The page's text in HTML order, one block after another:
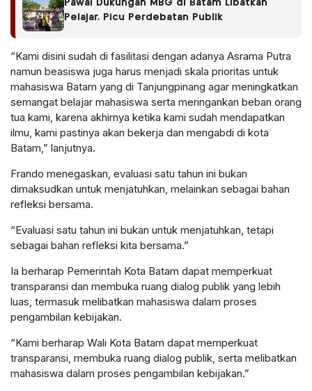
Pawai Dukungan MBG di Batam Libatkan
Pelajar, Picu Perdebatan Publik
“Kami disini sudah di fasilitasi dengan adanya Asrama Putra
namun beasiswa juga harus menjadi skala prioritas untuk
mahasiswa Batam yang di Tanjungpinang agar meningkatkan
semangat belajar mahasiswa serta meringankan beban orang
tua kami, karena akhirnya ketika kami sudah mendapatkan
ilmu, kami pastinya akan bekerja dan mengabdi di kota
Batam,” lanjutnya.
Frando menegaskan, evaluasi satu tahun ini bukan
dimaksudkan untuk menjatuhkan, melainkan sebagai bahan
refleksi bersama.
“Evaluasi satu tahun ini bukan untuk menjatuhkan, tetapi
sebagai bahan refleksi kita bersama.”
Ia berharap Pemerintah Kota Batam dapat memperkuat
transparansi dan membuka ruang dialog publik yang lebih
luas, termasuk melibatkan mahasiswa dalam proses
pengambilan kebijakan.
“Kami berharap Wali Kota Batam dapat memperkuat
transparansi, membuka ruang dialog publik, serta melibatkan
mahasiswa dalam proses pengambilan kebijakan.”